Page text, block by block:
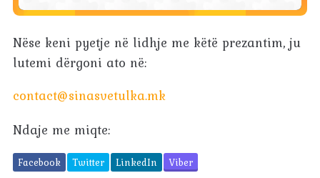
Nëse keni pyetje në lidhje me këtë prezantim, ju
lutemi dërgoni ato në:
contact@sinasvetulka.mk
Ndaje me miqte:
Facebook Twitter LinkedIn Viber